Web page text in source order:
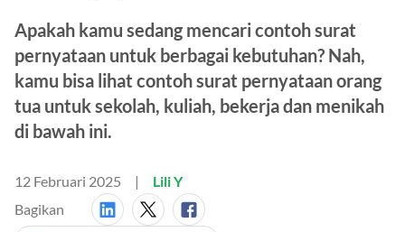
Apakah kamu sedang mencari contoh surat
pernyataan untuk berbagai kebutuhan? Nah,
kamu bisa lihat contoh surat pernyataan orang
tua untuk sekolah, kuliah, bekerja dan menikah
di bawah ini.
12 Februari 2025
Lili Y
Bagikan